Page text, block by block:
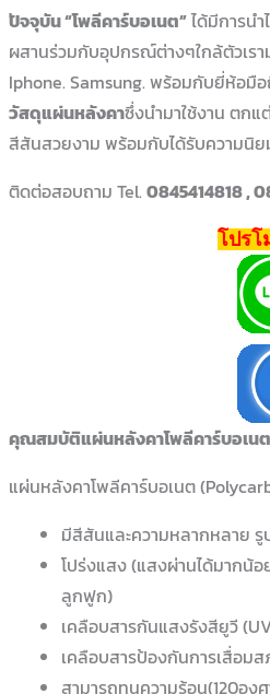
ปัจจุบัน “โพลีคาร์บอเนต”ได้มีการน
ผสานร่วมกับอุปกรณ์ต่างๆใกล้ตัวเรา
Iphone. Samsung. พร้อมกับยี่ห้อ
วัสดุแผ่นหลังคาซึ่งนำมาใช้งาน ตก
สีสันสวยงาม พร้อมกับได้รับความนิย
ติดต่อสอบถาม Tel. 0845414818 ,
โปรโ
คุณสมบัติแผ่นหลังคาโพลีคาร์บอเนต
แผ่นหลังคาโพลีคาร์บอเนต
มีสีสันและความหลากหลาย รู
โปร่งแสง (แสงผ่านได้มากน้
ลูกฟูก)
เคลือบสารกันแสงรังสียูวี
เคลือบสารป้องกันการเสื่อม
สามารถทนความร้อน(120อง